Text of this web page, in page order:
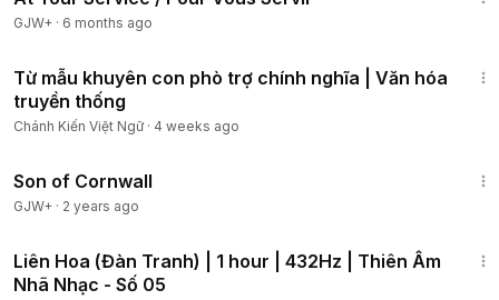
GJW+ · 6 months ago
Từ mẫu khuyên con phò trợ chính nghĩa | Văn hóa
truyền thống
Chánh Kiến Việt Ngữ· 4 weeks ago
Son of Cornwall
GJW+ · 2 years ago
Liên Hoa (Đàn Tranh) | 1 hour | 432Hz | Thiên Âm
Nhã Nhạc - Số 05